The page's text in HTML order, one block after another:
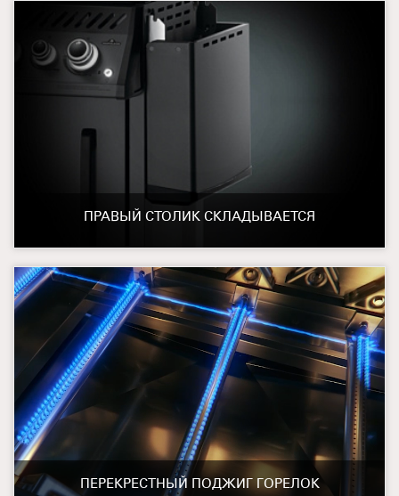
ПРАВЫЙ СТОЛИК СКЛАДЫВАЕТСЯ
ПЕРЕКРЕСТНЫЙ ПОДЖИГ ГОРЕЛОК